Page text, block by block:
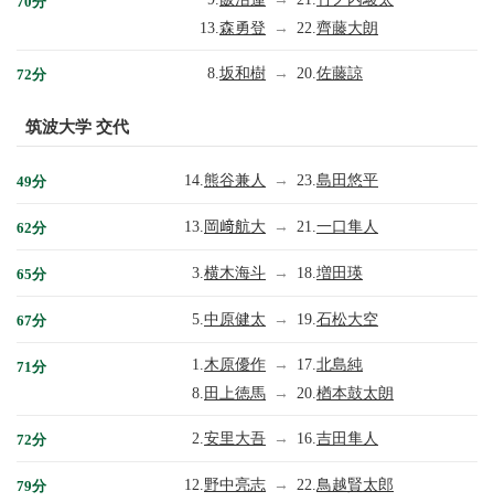
13. 森勇登 → 22. 齊藤大朗
72分 8. 坂和樹 → 20. 佐藤諒
筑波大学 交代
49分 14. 熊谷兼人 → 23. 島田悠平
62分 13. 岡﨑航大 → 21. 一口隼人
65分 3. 横木海斗 → 18. 増田瑛
67分 5. 中原健太 → 19. 石松大空
71分 1. 木原優作 → 17. 北島純
8. 田上徳馬 → 20. 楢本鼓太朗
72分 2. 安里大吾 → 16. 吉田隼人
79分 12. 野中亮志 → 22. 鳥越賢太郎